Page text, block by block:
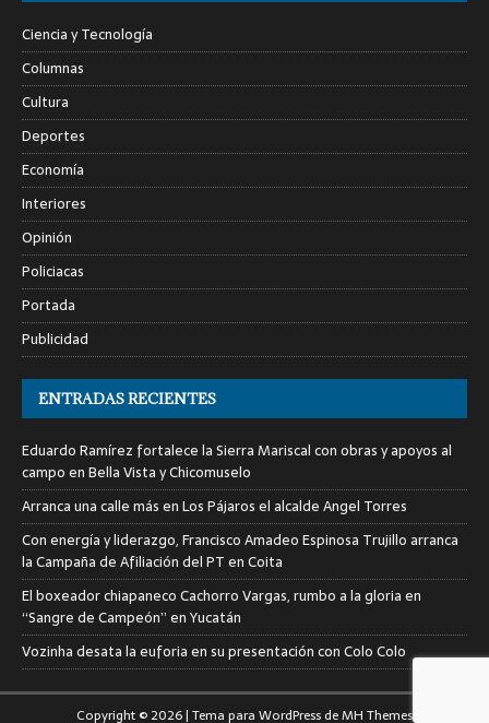
Ciencia y Tecnología
Columnas
Cultura
Deportes
Economía
Interiores
Opinión
Policiacas
Portada
Publicidad
ENTRADAS RECIENTES
Eduardo Ramírez fortalece la Sierra Mariscal con obras y apoyos al
campo en Bella Vista y Chicomuselo
Arranca una calle más en Los Pájaros el alcalde Angel Torres
Con energía y liderazgo, Francisco Amadeo Espinosa Trujillo arranca
la Campaña de Afiliación del PT en Coita
El boxeador chiapaneco Cachorro Vargas, rumbo a la gloria en
“Sangre de Campeón” en Yucatán
Vozinha desata la euforia en su presentación con Colo Colo
Copyright © 2026 | Tema para WordPress deMH Themes